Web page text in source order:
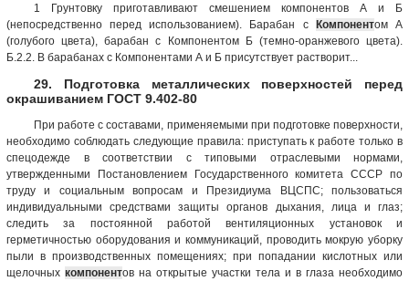
1 Грунтовку приготавливают смешением компонентов А и Б
(непосредственно перед использованием). Барабан с Компонентом А
(голубого цвета), барабан с Компонентом Б (темно-оранжевого цвета).
Б.2.2. В барабанах с Компонентами А и Б присутствует растворит...
29. Подготовка металлических поверхностей перед
окрашиванием ГОСТ 9.402-80
При работе с составами, применяемыми при подготовке поверхности,
необходимо соблюдать следующие правила: приступать к работе только в
спецодежде в соответствии с типовыми отраслевыми нормами,
утвержденными Постановлением Государственного комитета СССР по
труду и социальным вопросам и Президиума ВЦСПС; пользоваться
индивидуальными средствами защиты органов дыхания, лица и глаз;
следить за постоянной работой вентиляционных установок и
герметичностью оборудования и коммуникаций, проводить мокрую уборку
пыли в производственных помещениях; при попадании кислотных или
щелочных компонентов на открытые участки тела и в глаза необходимо